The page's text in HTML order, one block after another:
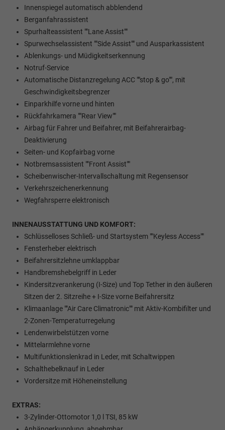
Innenspiegel automatisch abblendend
Berganfahrassistent
Spurhalteassistent ""Lane Assist""
Spurwechselassistent ""Side Assist"" und Ausparkassistent
Ablenkungs- und Müdigkeitserkennung
Notruf-Service
Automatische Distanzregelung ACC ""stop & go"", mit
Geschwindigkeitsbegrenzer
Einparkhilfe vorne und hinten
Rückfahrkamera ""Rear View""
Airbag für Fahrer und Beifahrer, mit Beifahrerairbag-
Deaktivierung
Seiten- und Kopfairbag vorne
Notbremsassistent ""Front Assist""
Scheibenwischer-Intervallschaltung mit Regensensor
Verkehrszeichenerkennung
Wegfahrsperre elektronisch
INNENAUSSTATTUNG UND KOMFORT:
Schlüsselloses Schließ- und Startsystem ""Keyless Access""
Fensterheber elektrisch
Beifahrersitzlehne umklappbar
Handbremshebelgriff in Leder
Kindersitzverankerung (I-Size) und Top Tether in den äußeren
Sitzen der 2. Sitzreihe + I-Size vorne Beifahrersitz
Klimaanlage ""Air Care Climatronic"" mit Aktiv-Kombifilter und
2-Zonen-Temperaturregelung
Lendenwirbelstützen vorne
Mittelarmlehne vorne
Multifunktionslenkrad in Leder, mit Schaltwippen
Schalthebelknauf in Leder
Vordersitze mit Höheneinstellung
EXTRAS:
3-Zylinder-Ottomotor 1,0 l TSI, 85 kW